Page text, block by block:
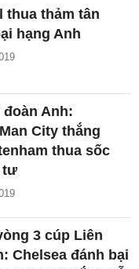
thua thảm tân
hạng Anh
Anh:
City thắng
thua sốc
tư
3 cúp Liên
Chelsea đánh bại